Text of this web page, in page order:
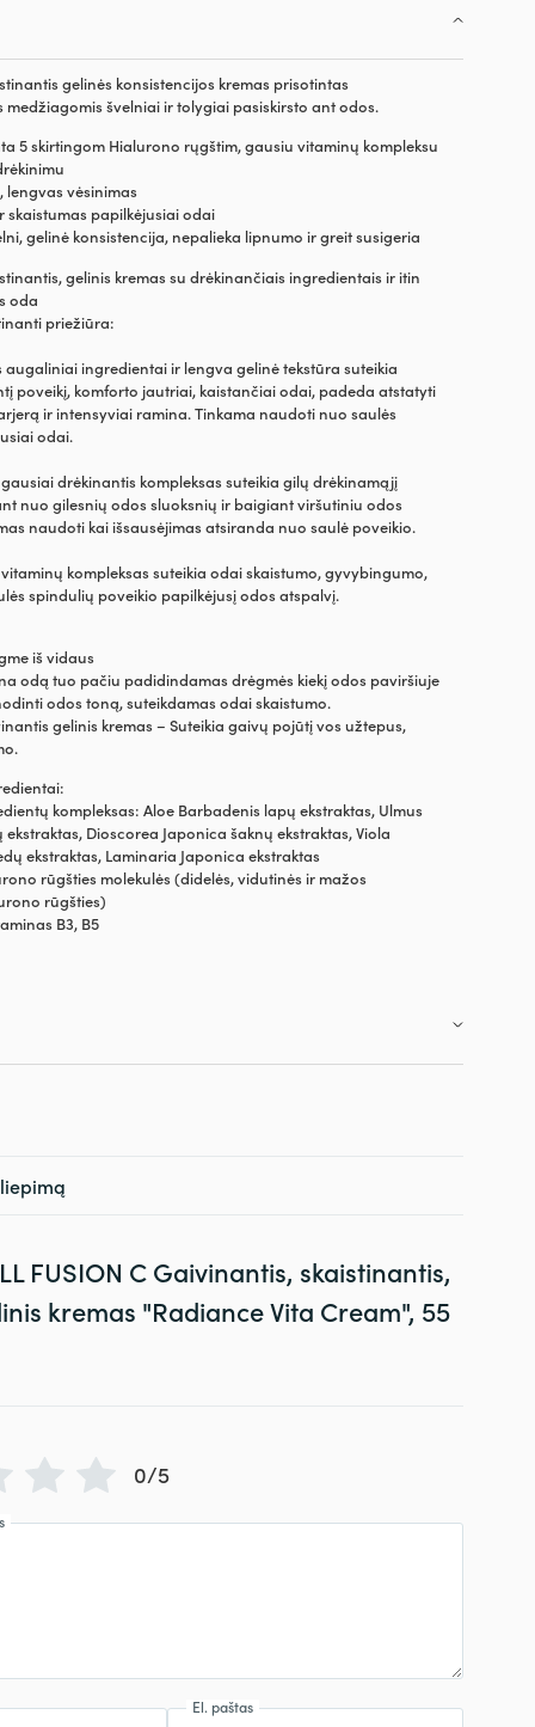
gelinės konsistencijos kremas prisotintas
medžiagomis švelniai ir tolygiai pasiskirsto ant odos.
5 skirtingom Hialurono rųgštim, gausiu vitaminų kompleksu
lengvas vėsinimas
skaistumas papilkėjusiai odai
gelinė konsistencija, nepalieka lipnumo ir greit susigeria
gelinis kremas su drėkinančiais ingredientais ir itin
oda
priežiūra:
augaliniai ingredientai ir lengva gelinė tekstūra suteikia
poveikį, komforto jautriai, kaistančiai odai, padeda atstatyti
ir intensyviai ramina. Tinkama naudoti nuo saulės
odai.
drėkinantis kompleksas suteikia gilų drėkinamąjį
nuo gilesnių odos sluoksnių ir baigiant viršutiniu odos
naudoti kai išsausėjimas atsiranda nuo saulė poveikio.
kompleksas suteikia odai skaistumo, gyvybingumo,
spindulių poveikio papilkėjusį odos atspalvį.
iš vidaus
odą tuo pačiu padidindamas drėgmės kiekį odos paviršiuje
odos toną, suteikdamas odai skaistumo.
gelinis kremas – Suteikia gaivų pojūtį vos užtepus,
kompleksas: Aloe Barbadenis lapų ekstraktas, Ulmus
Dioscorea Japonica šaknų ekstraktas, Viola
ekstraktas, Laminaria Japonica ekstraktas
rūgšties molekulės (didelės, vidutinės ir mažos
rūgšties)
B3, B5
FUSION C Gaivinantis, skaistinantis,
kremas "Radiance Vita Cream", 55
0/5
El. paštas